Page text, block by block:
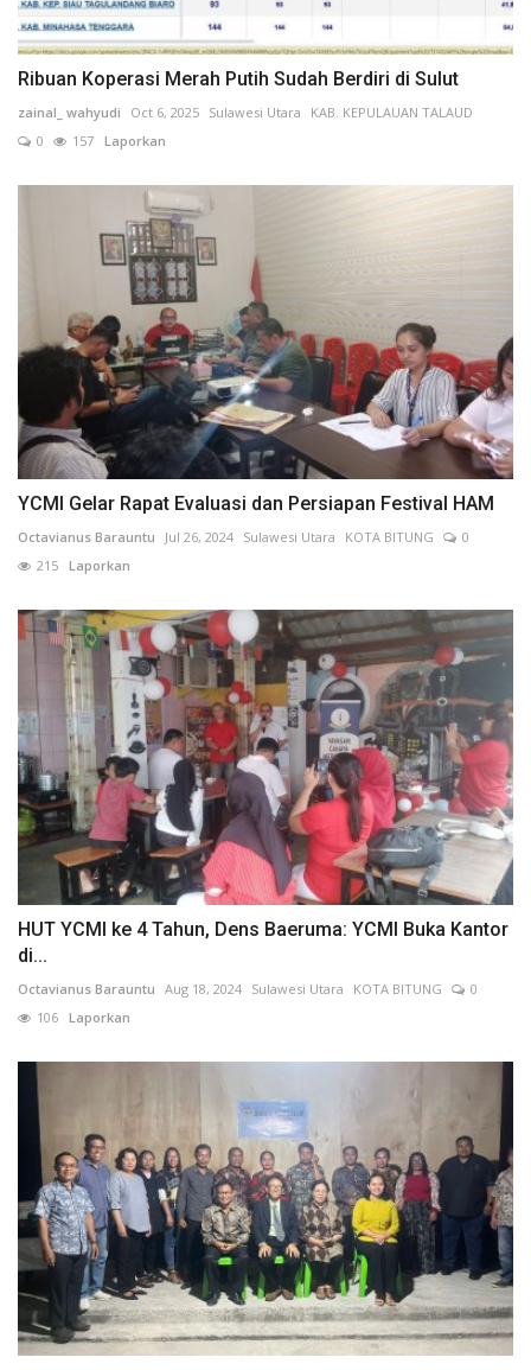
Ribuan Koperasi Merah Putih Sudah Berdiri di Sulut
zainal_ wahyudi Oct 6, 2025 Sulawesi Utara
KAB. KEPULAUAN TALAUD
0
157 Laporkan
YCMI Gelar Rapat Evaluasi dan Persiapan Festival HAM
Octavianus Barauntu Jul 26, 2024 Sulawesi Utara KOTA BITUNG
0
215 Laporkan
HUT YCMI ke 4 Tahun, Dens Baeruma: YCMI Buka Kantor
di...
Octavianus Barauntu Aug 18, 2024 Sulawesi Utara KOTA BITUNG
0
106 Laporkan